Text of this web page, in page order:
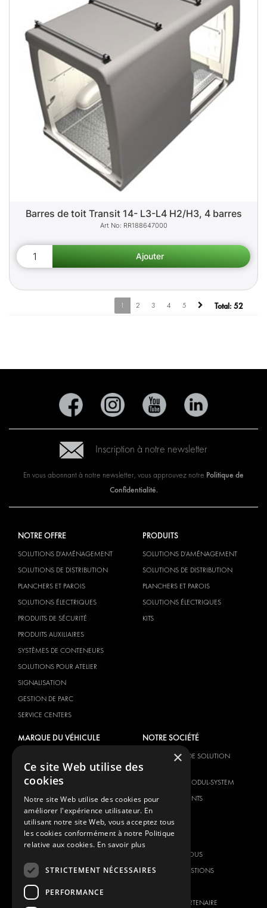
Barres de toit Transit 14- L3-L4 H2/H3, 4 barres
RR188647000
1 2 3 4 5 Total: 52
Inscription à notre newsletter
En vous abonnant à notre newsletter, vous approuvez notre Politique de
Confidentialité.
NOTRE OFFRE
SOLUTIONS D'AMÉNAGEMENT
SOLUTIONS DE DISTRIBUTION
PLANCHERS ET PAROIS
SOLUTIONS ÉLECTRIQUES
PRODUITS DE SÉCURITÉ
PRODUITS AUXILIAIRES
SYSTÈMES DE CONTENEURS
SOLUTIONS POUR ATELIER
SIGNALISATION
GESTION DE PARC
SERVICE CENTERS
PRODUITS
SOLUTIONS D'AMÉNAGEMENT
SOLUTIONS DE DISTRIBUTION
PLANCHERS ET PAROIS
SOLUTIONS ÉLECTRIQUES
KITS
MARQUE DU VÉHICULE
DACIA
FORD
HYUNDAI
IVECO
MAXUS
MERCEDES
NISSAN
NOTRE SOCIÉTÉ
FOURNISSEUR DE SOLUTION
GLOBALE
À PROPOS DE MODUL-SYSTEM
TÉLÉCHARGEMENTS
NOUVELLES
CONTACT
CONTACTEZ-NOUS
FOIRE AUX QUESTIONS
DEVENIR UN PARTENAIRE
×
Ce site Web utilise des
cookies
Notre site Web utilise des cookies pour
améliorer l'expérience utilisateur. En
utilisant notre site Web, vous acceptez tous
les cookies conformément à notre Politique
relative aux cookies. En savoir plus
STRICTEMENT NÉCESSAIRES
PERFORMANCE